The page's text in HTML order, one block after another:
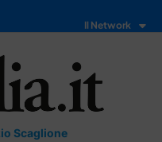
Il Network
Scaglione